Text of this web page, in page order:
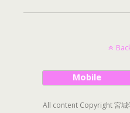
Mobile
All content Copyright 宮城